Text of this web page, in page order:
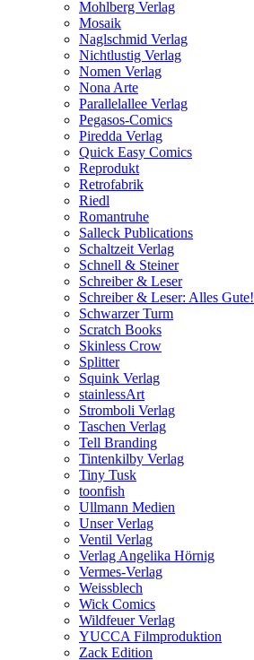
Mohlberg Verlag
Mosaik
Naglschmid Verlag
Nichtlustig Verlag
Nomen Verlag
Nona Arte
Parallelallee Verlag
Pegasos-Comics
Piredda Verlag
Quick Easy Comics
Reprodukt
Retrofabrik
Riedl
Romantruhe
Salleck Publications
Schaltzeit Verlag
Schnell & Steiner
Schreiber & Leser
Schreiber & Leser: Alles Gute!
Schwarzer Turm
Scratch Books
Skinless Crow
Splitter
Squink Verlag
stainlessArt
Stromboli Verlag
Taschen Verlag
Tell Branding
Tintenkilby Verlag
Tiny Tusk
toonfish
Ullmann Medien
Unser Verlag
Ventil Verlag
Verlag Angelika Hörnig
Vermes-Verlag
Weissblech
Wick Comics
Wildfeuer Verlag
YUCCA Filmproduktion
Zack Edition